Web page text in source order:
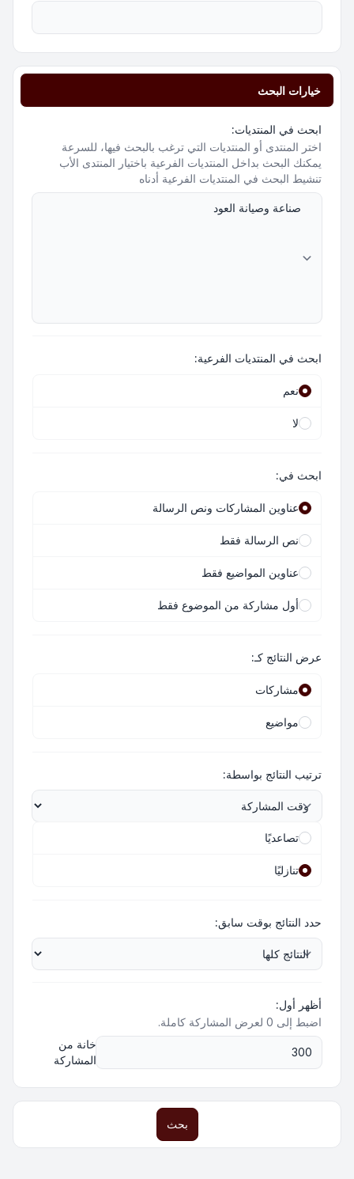
خيارات البحث
ابحث في المنتديات:
اختر المنتدى أو المنتديات التي ترغب بالبحث فيها، للسرعة
يمكنك البحث بداخل المنتديات الفرعية باختيار المنتدى الأب
تنشيط البحث في المنتديات الفرعية أدناه
ابحث في المنتديات الفرعية:
نعم
لا
ابحث في:
عناوين المشاركات ونص الرسالة
نص الرسالة فقط
عناوين المواضيع فقط
أول مشاركة من الموضوع فقط
عرض النتائج كـ:
مشاركات
مواضيع
ترتيب النتائج بواسطة:
تصاعديًا
تنازليًا
حدد النتائج بوقت سابق:
أظهر أول:
اضبط إلى 0 لعرض المشاركة كاملة.
خانة من
المشاركة
بحث